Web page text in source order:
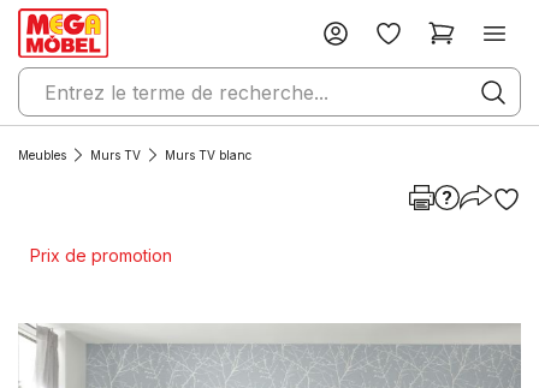
Meubles Murs TV Murs TV blanc
Prix de promotion